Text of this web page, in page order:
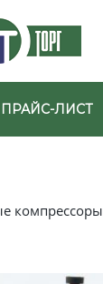
ПРАЙС-ЛИСТ
компрессоры